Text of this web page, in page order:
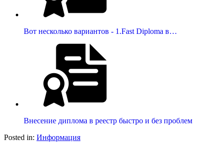
Вот несколько вариантов - 1.Fast Diploma в…
Внесение диплома в реестр быстро и без проблем
Posted in: Информация